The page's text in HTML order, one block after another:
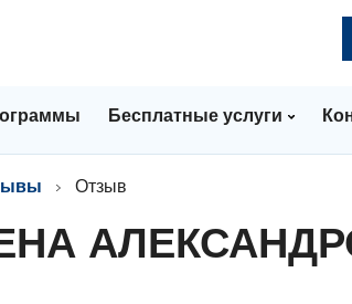
Бесплатные услуги
Отзыв